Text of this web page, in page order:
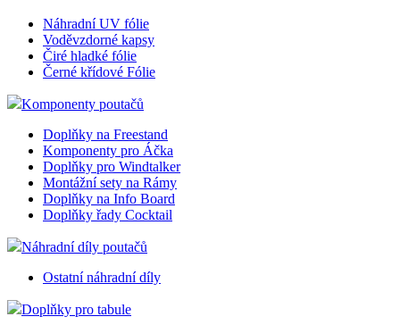
Náhradní UV fólie
Voděvzdorné kapsy
Čiré hladké fólie
Černé křídové Fólie
Komponenty poutačů
Doplňky na Freestand
Komponenty pro Áčka
Doplňky pro Windtalker
Montážní sety na Rámy
Doplňky na Info Board
Doplňky řady Cocktail
Náhradní díly poutačů
Ostatní náhradní díly
Doplňky pro tabule